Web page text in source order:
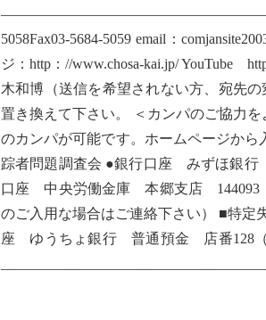
——————————————————— 〒112-
5058Fax03-5684-5059 email：
ジ：http：//www.chosa-kai.jp/ YouTube
木和博（送信を希望されない方、宛先
置き換えて下さい。 ＜カンパのご協力
のカンパが可能です。ホームページから
踪者問題調査会 ●銀行口座 みずほ銀
口座 中央労働金庫 本郷支店 144093
のご入用な場合はご連絡下さい） ■特
座 ゆうちょ銀行 普通預金 店番128